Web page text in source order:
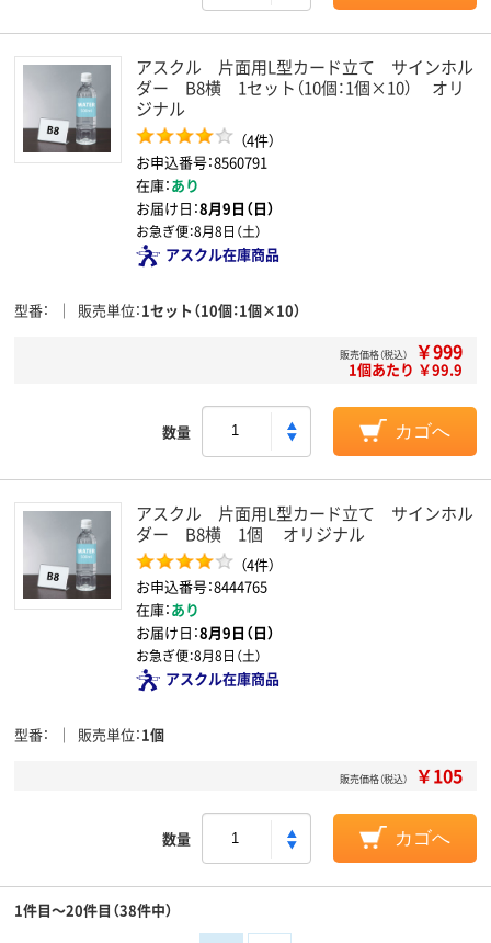
アスクル 片面用L型カード立て サインホル
ダー B8横 1セット（10個：1個×10） オリ
ジナル
（4件）
お申込番号：8560791
在庫：あり
お届け日：8月9日（日）
お急ぎ便：8月8日（土）
アスクル在庫商品
型番 販売単位 1セット（10個：1個×10）
販売価格（税込） ￥999
1個あたり ￥99.9
数量 カゴへ
アスクル 片面用L型カード立て サインホル
ダー B8横 1個 オリジナル
（4件）
お申込番号：8444765
在庫：あり
お届け日：8月9日（日）
お急ぎ便：8月8日（土）
アスクル在庫商品
型番 販売単位 1個
販売価格（税込） ￥105
数量 カゴへ
1件目～20件目（38件中）